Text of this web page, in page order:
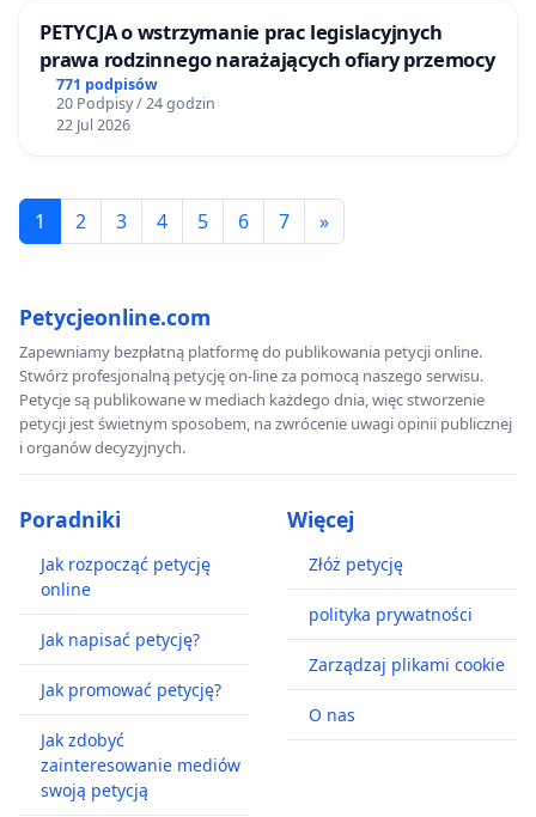
PETYCJA o wstrzymanie prac legislacyjnych
prawa rodzinnego narażających ofiary przemocy
771 podpisów
20 Podpisy / 24 godzin
22 Jul 2026
1 2 3 4 5 6 7 »
Petycjeonline.com
Zapewniamy bezpłatną platformę do publikowania petycji online.
Stwórz profesjonalną petycję on-line za pomocą naszego serwisu.
Petycje są publikowane w mediach każdego dnia, więc stworzenie
petycji jest świetnym sposobem, na zwrócenie uwagi opinii publicznej
i organów decyzyjnych.
Poradniki
Jak rozpocząć petycję
online
Jak napisać petycję?
Jak promować petycję?
Jak zdobyć
zainteresowanie mediów
swoją petycją
Więcej
Złóż petycję
polityka prywatności
Zarządzaj plikami cookie
O nas